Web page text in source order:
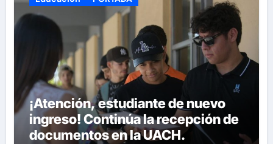
¡Atención, estudiante de nuevo
ingreso! Continúa la recepción de
documentos en la UACH.